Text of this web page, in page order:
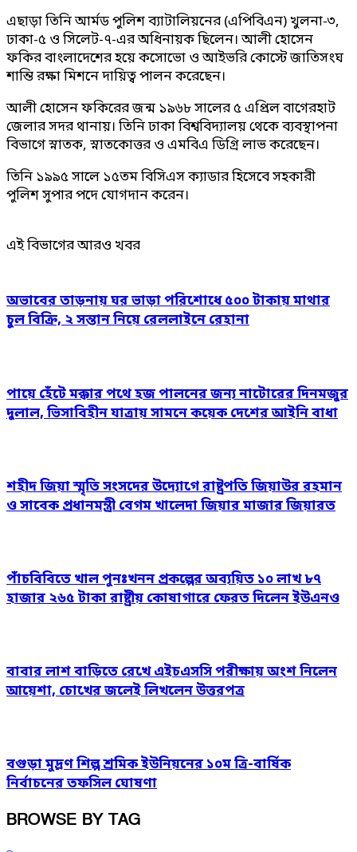
এছাড়া তিনি আর্মড পুলিশ ব্যাটালিয়নের (এপিবিএন) খুলনা-৩,
ঢাকা-৫ ও সিলেট-৭-এর অধিনায়ক ছিলেন। আলী হোসেন
ফকির বাংলাদেশের হয়ে কসোভো ও আইভরি কোস্টে জাতিসংঘ
শান্তি রক্ষা মিশনে দায়িত্ব পালন করেছেন।
আলী হোসেন ফকিরের জন্ম ১৯৬৮ সালের ৫ এপ্রিল বাগেরহাট
জেলার সদর থানায়। তিনি ঢাকা বিশ্ববিদ্যালয় থেকে ব্যবস্থাপনা
বিভাগে স্নাতক, স্নাতকোত্তর ও এমবিএ ডিগ্রি লাভ করেছেন।
তিনি ১৯৯৫ সালে ১৫তম বিসিএস ক্যাডার হিসেবে সহকারী
পুলিশ সুপার পদে যোগদান করেন।
এই বিভাগের আরও খবর
অভাবের তাড়নায় ঘর ভাড়া পরিশোধে ৫০০ টাকায় মাথার
চুল বিক্রি, ২ সন্তান নিয়ে রেললাইনে রেহানা
পায়ে হেঁটে মক্কার পথে হজ পালনের জন্য নাটোরের দিনমজুর
দুলাল, ভিসাবিহীন যাত্রায় সামনে কয়েক দেশের আইনি বাধা
শহীদ জিয়া স্মৃতি সংসদের উদ্যোগে রাষ্ট্রপতি জিয়াউর রহমান
ও সাবেক প্রধানমন্ত্রী বেগম খালেদা জিয়ার মাজার জিয়ারত
পাঁচবিবিতে খাল পুনঃখনন প্রকল্পের অব্যয়িত ১০ লাখ ৮৭
হাজার ২৬৫ টাকা রাষ্ট্রীয় কোষাগারে ফেরত দিলেন ইউএনও
বাবার লাশ বাড়িতে রেখে এইচএসসি পরীক্ষায় অংশ নিলেন
আয়েশা, চোখের জলেই লিখলেন উত্তরপত্র
বগুড়া মুদ্রণ শিল্প শ্রমিক ইউনিয়নের ১০ম ত্রি-বার্ষিক
নির্বাচনের তফসিল ঘোষণা
BROWSE BY TAG